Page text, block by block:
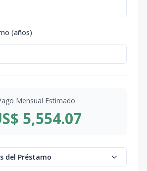
(años)
Mensual Estimado
5,554.07
del Préstamo